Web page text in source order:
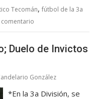
Tecomán,fútbol de la 3a
comentario
Duelo de Invictos
González
*En la 3a División, se